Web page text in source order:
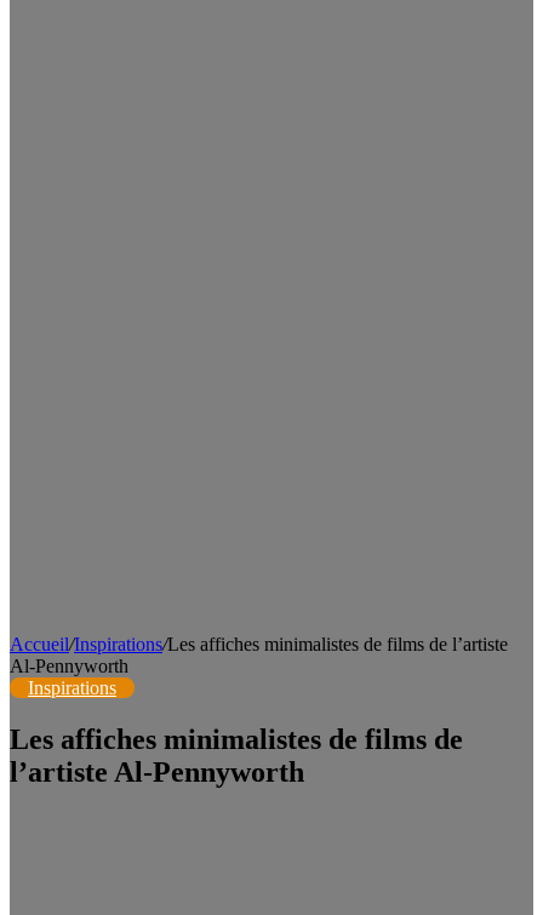
Accueil/Inspirations/Les affiches minimalistes de films de l’artiste
Al-Pennyworth
Inspirations
Les affiches minimalistes de films de
l’artiste Al-Pennyworth